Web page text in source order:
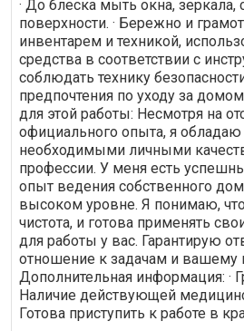
· До блеска мыть окна, зеркала,
поверхности. · Бережно и
инвентарем и техникой,
средства в соответствии с
соблюдать технику
предпочтения по уходу за
для этой работы: Несмотря на
официального опыта, я
необходимыми личными
профессии. У меня есть
опыт ведения собственного
высоком уровне. Я понимаю,
чистота, и готова применять
для работы у вас. Гарантирую
отношение к задачам и вашему
Дополнительная информация: ·
Наличие действующей
Готова приступить к работе в